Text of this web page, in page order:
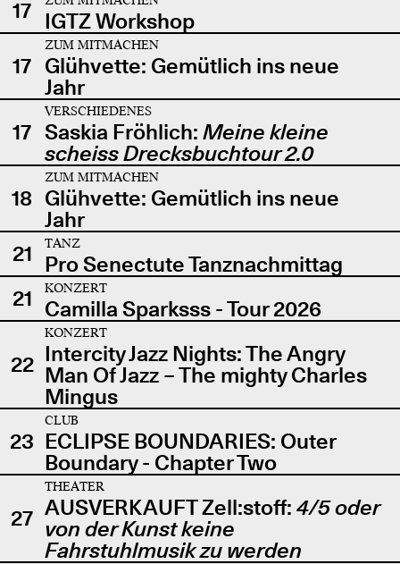
17 IGTZ Workshop
17
ZUM MITMACHEN
Glühvette: Gemütlich ins neue
Jahr
17
VERSCHIEDENES
Saskia Fröhlich: Meine kleine
scheiss Drecksbuchtour 2.0
18
ZUM MITMACHEN
Glühvette: Gemütlich ins neue
Jahr
21
TANZ
Pro Senectute Tanznachmittag
21
KONZERT
Camilla Sparksss - Tour 2026
22
KONZERT
Intercity Jazz Nights: The Angry
Man Of Jazz – The mighty Charles
Mingus
23
CLUB
ECLIPSE BOUNDARIES: Outer
Boundary - Chapter Two
27
THEATER
AUSVERKAUFT Zell:stoff: 4/5 oder
von der Kunst keine
Fahrstuhlmusik zu werden